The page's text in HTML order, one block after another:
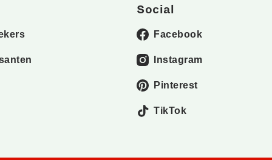
Social
Facebook
Instagram
Pinterest
TikTok